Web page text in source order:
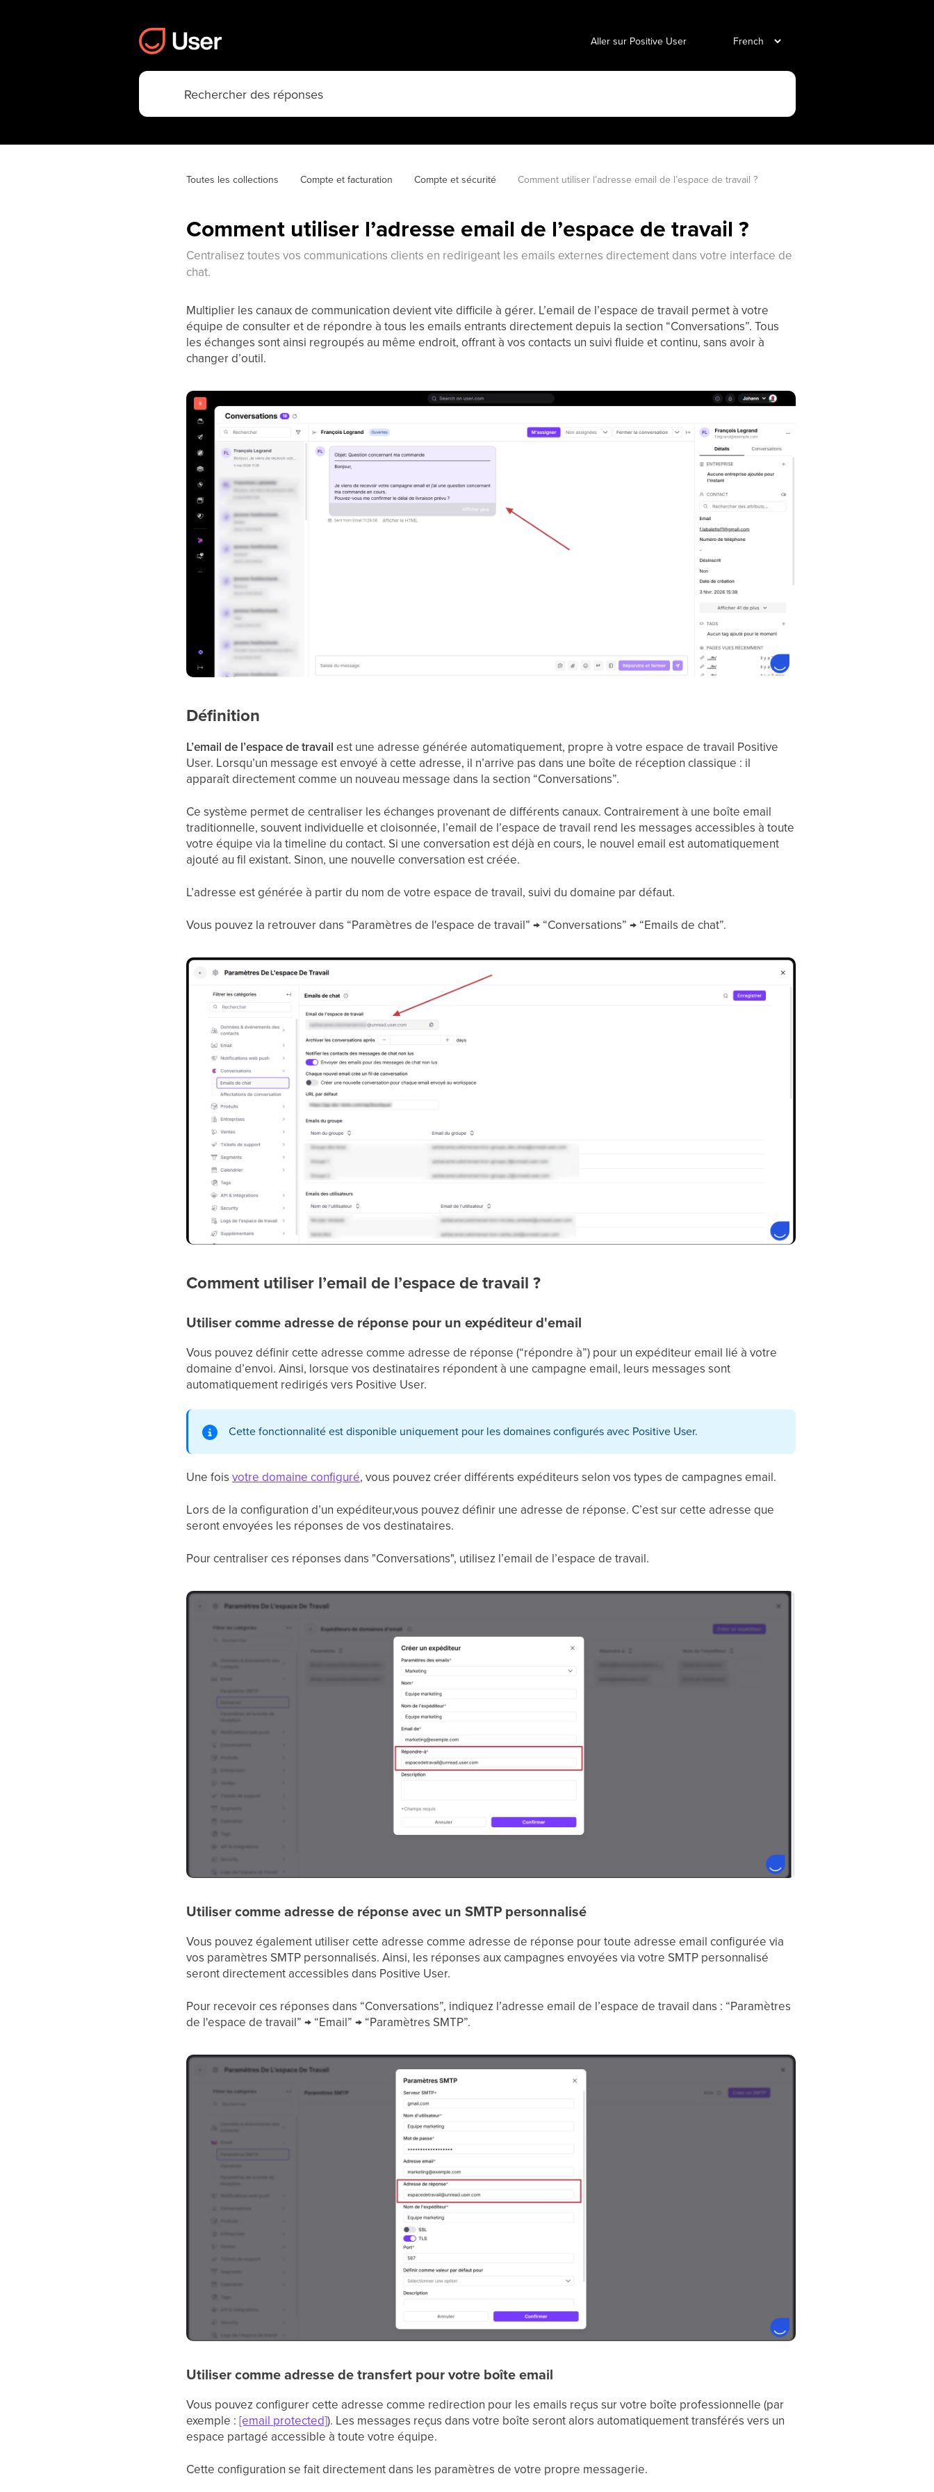
Aller sur Positive User
Toutes les collections Compte et facturation Compte et sécurité Comment utiliser l’adresse email de l’espace de travail ?
Comment utiliser l’adresse email de l’espace de travail ?
Centralisez toutes vos communications clients en redirigeant les emails externes directement dans votre interface de
chat.
Multiplier les canaux de communication devient vite difficile à gérer. L’email de l’espace de travail permet à votre
équipe de consulter et de répondre à tous les emails entrants directement depuis la section “Conversations”. Tous
les échanges sont ainsi regroupés au même endroit, offrant à vos contacts un suivi fluide et continu, sans avoir à
changer d’outil.
Définition
L’email de l’espace de travail est une adresse générée automatiquement, propre à votre espace de travail Positive
User. Lorsqu’un message est envoyé à cette adresse, il n’arrive pas dans une boîte de réception classique : il
apparaît directement comme un nouveau message dans la section “Conversations”.
Ce système permet de centraliser les échanges provenant de différents canaux. Contrairement à une boîte email
traditionnelle, souvent individuelle et cloisonnée, l’email de l’espace de travail rend les messages accessibles à toute
votre équipe via la timeline du contact. Si une conversation est déjà en cours, le nouvel email est automatiquement
ajouté au fil existant. Sinon, une nouvelle conversation est créée.
L’adresse est générée à partir du nom de votre espace de travail, suivi du domaine par défaut.
Vous pouvez la retrouver dans “Paramètres de l'espace de travail” → “Conversations” → “Emails de chat”.
Comment utiliser l’email de l’espace de travail ?
Utiliser comme adresse de réponse pour un expéditeur d'email
Vous pouvez définir cette adresse comme adresse de réponse (“répondre à”) pour un expéditeur email lié à votre
domaine d’envoi. Ainsi, lorsque vos destinataires répondent à une campagne email, leurs messages sont
automatiquement redirigés vers Positive User.
Cette fonctionnalité est disponible uniquement pour les domaines configurés avec Positive User.
Une foisvotre domaine configuré, vous pouvez créer différents expéditeurs selon vos types de campagnes email.
Lors de la configuration d’un expéditeur,vous pouvez définir une adresse de réponse. C’est sur cette adresse que
seront envoyées les réponses de vos destinataires.
Pour centraliser ces réponses dans "Conversations", utilisez l’email de l’espace de travail.
Utiliser comme adresse de réponse avec un SMTP personnalisé
Vous pouvez également utiliser cette adresse comme adresse de réponse pour toute adresse email configurée via
vos paramètres SMTP personnalisés. Ainsi, les réponses aux campagnes envoyées via votre SMTP personnalisé
seront directement accessibles dans Positive User.
Pour recevoir ces réponses dans “Conversations”, indiquez l’adresse email de l’espace de travail dans : “Paramètres
de l'espace de travail” → “Email” → “Paramètres SMTP”.
Utiliser comme adresse de transfert pour votre boîte email
Vous pouvez configurer cette adresse comme redirection pour les emails reçus sur votre boîte professionnelle (par
exemple :[email protected]). Les messages reçus dans votre boîte seront alors automatiquement transférés vers un
espace partagé accessible à toute votre équipe.
Cette configuration se fait directement dans les paramètres de votre propre messagerie.